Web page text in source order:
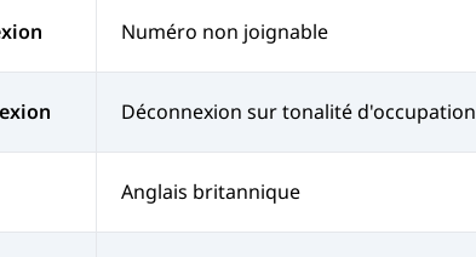
Numéro non joignable
Déconnexion sur tonalité d'occupation
Anglais britannique